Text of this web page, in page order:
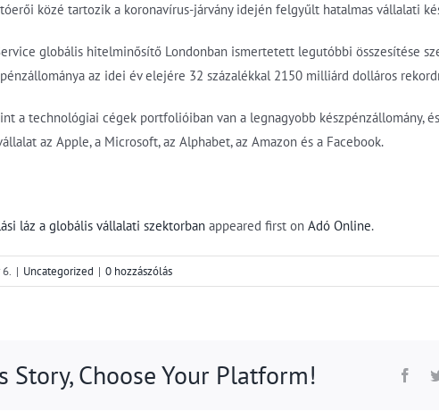
közé tartozik a koronavírus-járvány idején felgyűlt hatalmas vállalati
globális hitelminősítő Londonban ismertetett legutóbbi összesítése
az idei év elejére 32 százalékkal 2150 milliárd dolláros
a technológiai cégek portfolióiban van a legnagyobb készpénzállomány,
az Apple, a Microsoft, az Alphabet, az Amazon és a Facebook.
láz a globális vállalati szektorban appeared first on Adó Online.
| Uncategorized | 0 hozzászólás
Story, Choose Your Platform!